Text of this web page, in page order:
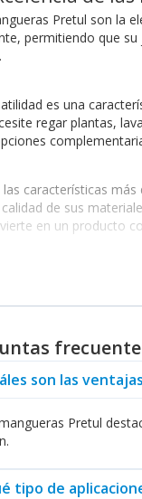
Pretul son la
permitiendo que
es una
regar plantas,
las características
de sus
en un producto
de elegir
de las Mangueras
para minimizar el
al adquirir
que cada cliente
y
son las
Pretul
tipo de